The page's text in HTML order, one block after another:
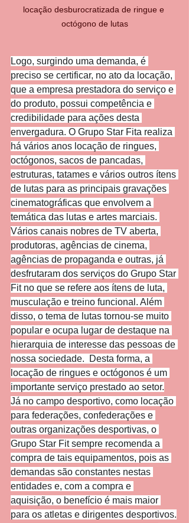
locação desburocratizada de ringue e
octógono de lutas
Logo, surgindo uma demanda, é
preciso se certificar, no ato da locação,
que a empresa prestadora do serviço e
do produto, possui competência e
credibilidade para ações desta
envergadura. O Grupo Star Fita realiza
há vários anos locação de ringues,
octógonos, sacos de pancadas,
estruturas, tatames e vários outros ítens
de lutas para as principais gravações
cinematográficas que envolvem a
temática das lutas e artes marciais.
Vários canais nobres de TV aberta,
produtoras, agências de cinema,
agências de propaganda e outras, já
desfrutaram dos serviços do Grupo Star
Fit no que se refere aos ítens de luta,
musculação e treino funcional. Além
disso, o tema de lutas tornou-se muito
popular e ocupa lugar de destaque na
hierarquia de interesse das pessoas de
nossa sociedade.  Desta forma, a
locação de ringues e octógonos é um
importante serviço prestado ao setor.
Já no campo desportivo, como locação
para federações, confederações e
outras organizações desportivas, o
Grupo Star Fit sempre recomenda a
compra de tais equipamentos, pois as
demandas são constantes nestas
entidades e, com a compra e
aquisição, o benefício é mais maior
para os atletas e dirigentes desportivos.